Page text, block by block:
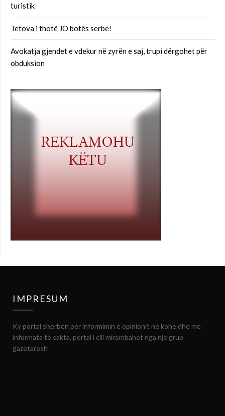
turistik
Tetova i thotë JO botës serbe!
Avokatja gjendet e vdekur në zyrën e saj, trupi dërgohet për
obduksion
IMPRESUM
Ky portal shërben për informimin e opinionit në kohë dhe me
informata të sakta, portal i cili mirëmbahet nga një grup
gazetarësh